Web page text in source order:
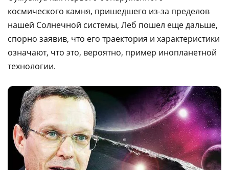
космического камня, пришедшего из-за пределов
нашей Солнечной системы, Леб пошел еще дальше,
спорно заявив, что его траектория и характеристики
означают, что это, вероятно, пример инопланетной
технологии.